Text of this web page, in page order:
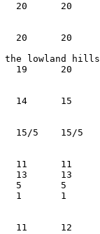
the lowland hills